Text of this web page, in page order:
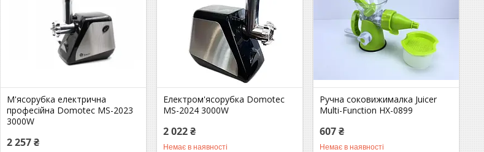
М'ясорубка електрична
професійна Domotec MS-2023
3000W
2 257 ₴
Електром'ясорубка Domotec
MS-2024 3000W
2 022 ₴
Немає в наявності
Ручна соковижималка Juicer
Multi-Function HX-0899
607 ₴
Немає в наявності